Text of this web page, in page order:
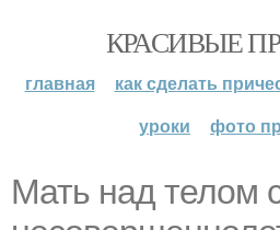
КРАСИВЫЕ
главная как сделать
уроки
фото
Мать над телом